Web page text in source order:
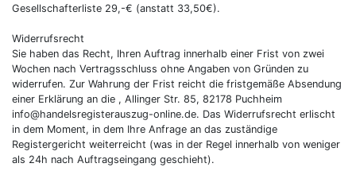
Gesellschafterliste 29,-€ (anstatt 33,50€).
Widerrufsrecht
Sie haben das Recht, Ihren Auftrag innerhalb einer Frist von zwei
Wochen nach Vertragsschluss ohne Angaben von Gründen zu
widerrufen. Zur Wahrung der Frist reicht die fristgemäße Absendung
einer Erklärung an die , Allinger Str. 85, 82178 Puchheim
info@handelsregisterauszug-online.de. Das Widerrufsrecht erlischt
in dem Moment, in dem Ihre Anfrage an das zuständige
Registergericht weiterreicht (was in der Regel innerhalb von weniger
als 24h nach Auftragseingang geschieht).